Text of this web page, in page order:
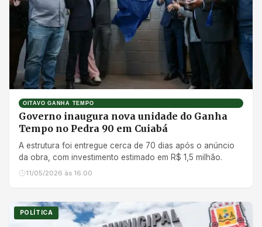
OITAVO GANHA TEMPO
Governo inaugura nova unidade do Ganha
Tempo no Pedra 90 em Cuiabá
A estrutura foi entregue cerca de 70 dias após o anúncio
da obra, com investimento estimado em R$ 1,5 milhão.
11/05/2026 às 16:00
POLÍTICA